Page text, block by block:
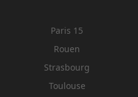
Paris 15
Rouen
Strasbourg
Toulouse